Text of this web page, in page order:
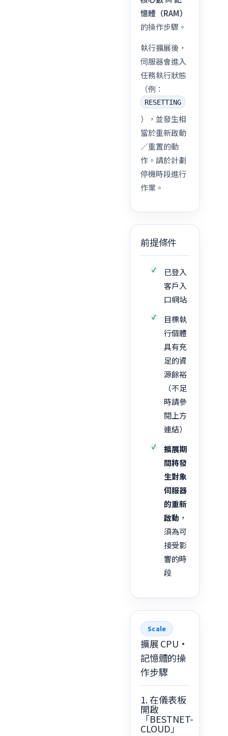
憶體（RAM）
的操作步驟。
執行擴展後，
伺服器會進入
任務執行狀態
（例：
RESETTING
），並發生相
當於重新啟動
／重置的動
作。請於計劃
停機時段進行
作業。
前提條件
已登入
客戶入
口網站
目標執
行個體
具有充
足的資
源餘裕
（不足
時請參
閱上方
連結）
擴展期
間將發
生對象
伺服器
的重新
啟動 ，
須為可
接受影
響的時
段
Scale
擴展 CPU·
記憶體的操
作步驟
1. 在儀表板
開啟
「BESTNET-
CLOUD」